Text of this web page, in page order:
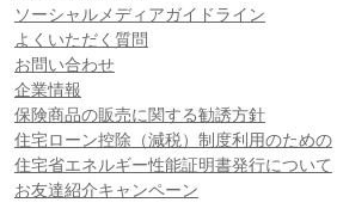
ソーシャルメディアガイドライン
よくいただく質問
お問い合わせ
企業情報
保険商品の販売に関する勧誘方針
住宅ローン控除（減税）制度利用のための
住宅省エネルギー性能証明書発行について
お友達紹介キャンペーン